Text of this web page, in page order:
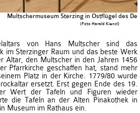
Multschermuseum Sterzing in Ostflügel des
(Foto Harald Kienzl)
von Hans Multscher sind das
im Sterzinger Raum und das beste Werk
Altar, den Multscher in den Jahren 1456
Pfarrkirche geschaffen hat, stand mehr
Platz in der Kirche. 1779/80 wurde
ersetzt. Erst gegen Ende des 19.
Wert der Tafeln und Figuren wieder
die Tafeln an der Alten Pinakothek in
Museum im Rathaus ein.